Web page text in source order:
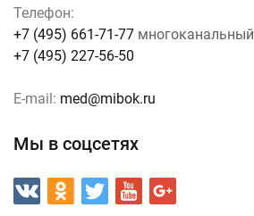
Телефон:
+7 (495) 661-71-77 многоканальный
+7 (495) 227-56-50
E-mail: med@mibok.ru
Мы в соцсетях